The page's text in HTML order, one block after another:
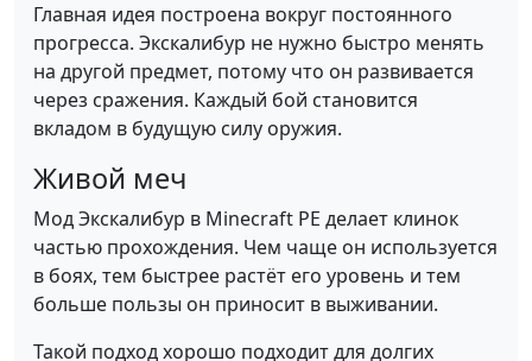
Главная идея построена вокруг постоянного
прогресса. Экскалибур не нужно быстро менять
на другой предмет, потому что он развивается
через сражения. Каждый бой становится
вкладом в будущую силу оружия.
Живой меч
Мод Экскалибур в Minecraft PE делает клинок
частью прохождения. Чем чаще он используется
в боях, тем быстрее растёт его уровень и тем
больше пользы он приносит в выживании.
Такой подход хорошо подходит для долгих